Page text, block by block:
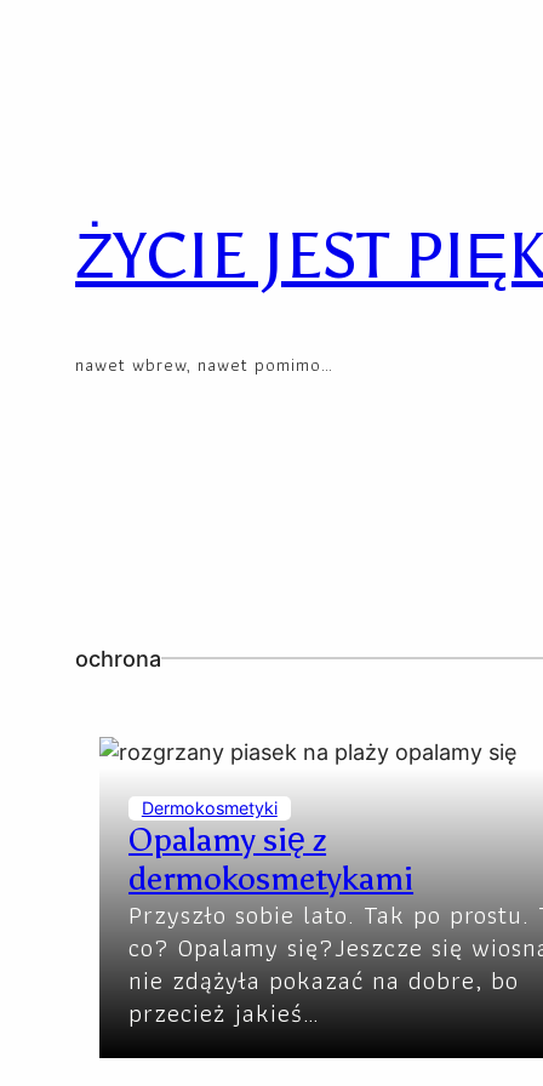
ŻYCIE JEST
nawet wbrew, nawet pomimo…
ochrona
Dermokosmetyki
Opalamy się z
dermokosmetykami
Przyszło sobie lato. Tak po prostu.
co? Opalamy się?Jeszcze się
nie zdążyła pokazać na dobre, bo
przecież jakieś…